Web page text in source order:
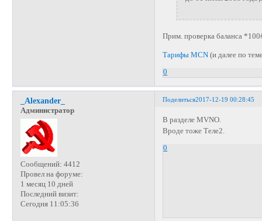
Прим. проверка баланса
Тарифы MCN (и далее по
0
Поделиться2017-12-19 00:28:45
_Alexander_
Администратор
Сообщений: 4412
Провел на форуме:
1 месяц 10 дней
Последний визит:
Сегодня 11:05:36
В разделе MVNO.
Вроде тоже Теле2.
0